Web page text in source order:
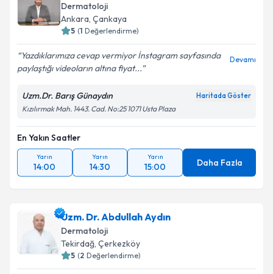
Dermatoloji
Ankara, Çankaya
5 (1 Değerlendirme)
Yazdıklarımıza cevap vermiyor İnstagram sayfasında
paylaştığı videoların altına fiyat...
Devamı
Uzm.Dr. Barış Günaydın Haritada Göster
Kızılırmak Mah. 1443. Cad. No:25 1071 Usta Plaza
En Yakın Saatler
Yarın
14:00
Yarın
14:30
Yarın
15:00 Daha Fazla
Uzm. Dr. Abdullah Aydın
Dermatoloji
Tekirdağ, Çerkezköy
5 (2 Değerlendirme)